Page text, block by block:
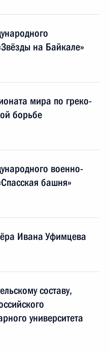
на Байкале»
мира по греко-
борьбе
военно-
башня»
Ивана Уфимцева
составу,
университета